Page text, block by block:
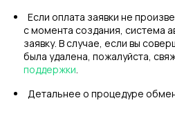
Если оплата заявки не
с момента создания, система
заявку. В случае, если вы
была удалена, пожалуйста,
поддержки.
Детальнее о процедуре